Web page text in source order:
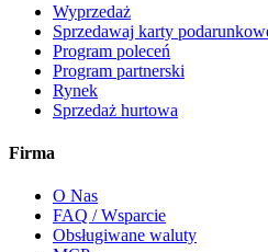
Wyprzedaż
Sprzedawaj karty
Program poleceń
Program partnerski
Rynek
Sprzedaż hurtowa
Firma
O Nas
FAQ / Wsparcie
Obsługiwane waluty